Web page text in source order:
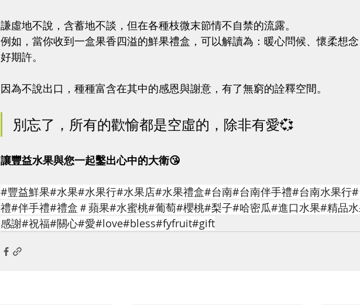
謙虛地不說，含蓄地不談，但在各種枝微末節情不自禁的流露。
例如，當你收到一盒果香四溢的鮮果禮盒，可以解讀為：暖心問候、懷柔想
好期許。
因為不說出口，種種富含在其中的感恩與謝意，有了無窮的詮釋空間。
別忘了，所有的歡愉都是空虛的，除非有愛💞
讓豐益水果與您一起鑿出心中的大衛😘
#豐益鮮果#水果#水果行#水果店#水果禮盒#台南#台南伴手禮#台南水果行
禮#伴手禮#禮盒＃蘋果#水蜜桃#葡萄#櫻桃#梨子#哈密瓜#進口水果#精品
感謝#祝福#關心#愛#love#bless#fyfruit#gift